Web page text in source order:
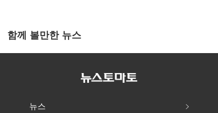
함께 볼만한 뉴스
뉴스